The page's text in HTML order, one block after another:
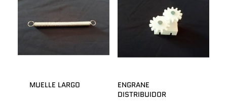
MUELLE LARGO
ENGRANE
DISTRIBUIDOR